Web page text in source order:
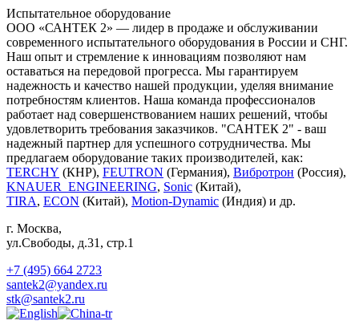
Испытательное оборудование
ООО «САНТЕК 2» — лидер в продаже и обслуживании
современного испытательного оборудования в России и СНГ.
Наш опыт и стремление к инновациям позволяют нам
оставаться на передовой прогресса. Мы гарантируем
надежность и качество нашей продукции, уделяя внимание
потребностям клиентов. Наша команда профессионалов
работает над совершенствованием наших решений, чтобы
удовлетворить требования заказчиков. "САНТЕК 2" - ваш
надежный партнер для успешного сотрудничества. Мы
предлагаем оборудование таких производителей, как:
TERCHY (КНР), FEUTRON (Германия), Вибротрон (Россия),
KNAUER_ENGINEERING, Sonic (Китай),
TIRA, ECON (Китай), Motion-Dynamic (Индия) и др.
г. Москва,
ул.Свободы, д.31, стр.1
+7 (495) 664 2723
santek2@yandex.ru
stk@santek2.ru